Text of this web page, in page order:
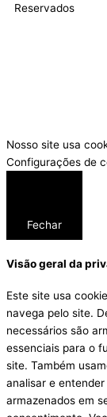
Reservados
Nosso site usa
Configurações de
Fechar
Visão geral da
Este site usa
navega pelo site.
necessários são
essenciais para o
site. Também
analisar e
armazenados em